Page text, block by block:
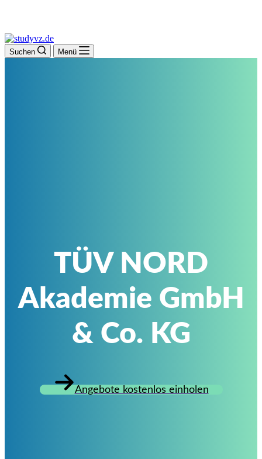
Suchen Menü
TÜV NORD
Akademie GmbH
& Co. KG
Angebote kostenlos einholen